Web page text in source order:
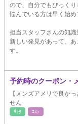
ので、自分でもびっくり
悩んでいる方は早く始
担当スタッフさんの知
新しい発見があって、
す。
予約時のクーポン・
【メンズアメリで良か
せん
ﾘﾗｸ ｴｽﾃ